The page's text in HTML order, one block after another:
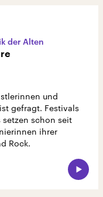
der Alten
und
gefragt. Festivals
setzen schon seit
ihrer
Rock.